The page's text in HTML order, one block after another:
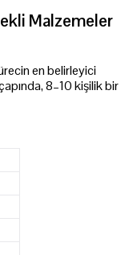
Malzemeler
en belirleyici
8–10 kişilik bir